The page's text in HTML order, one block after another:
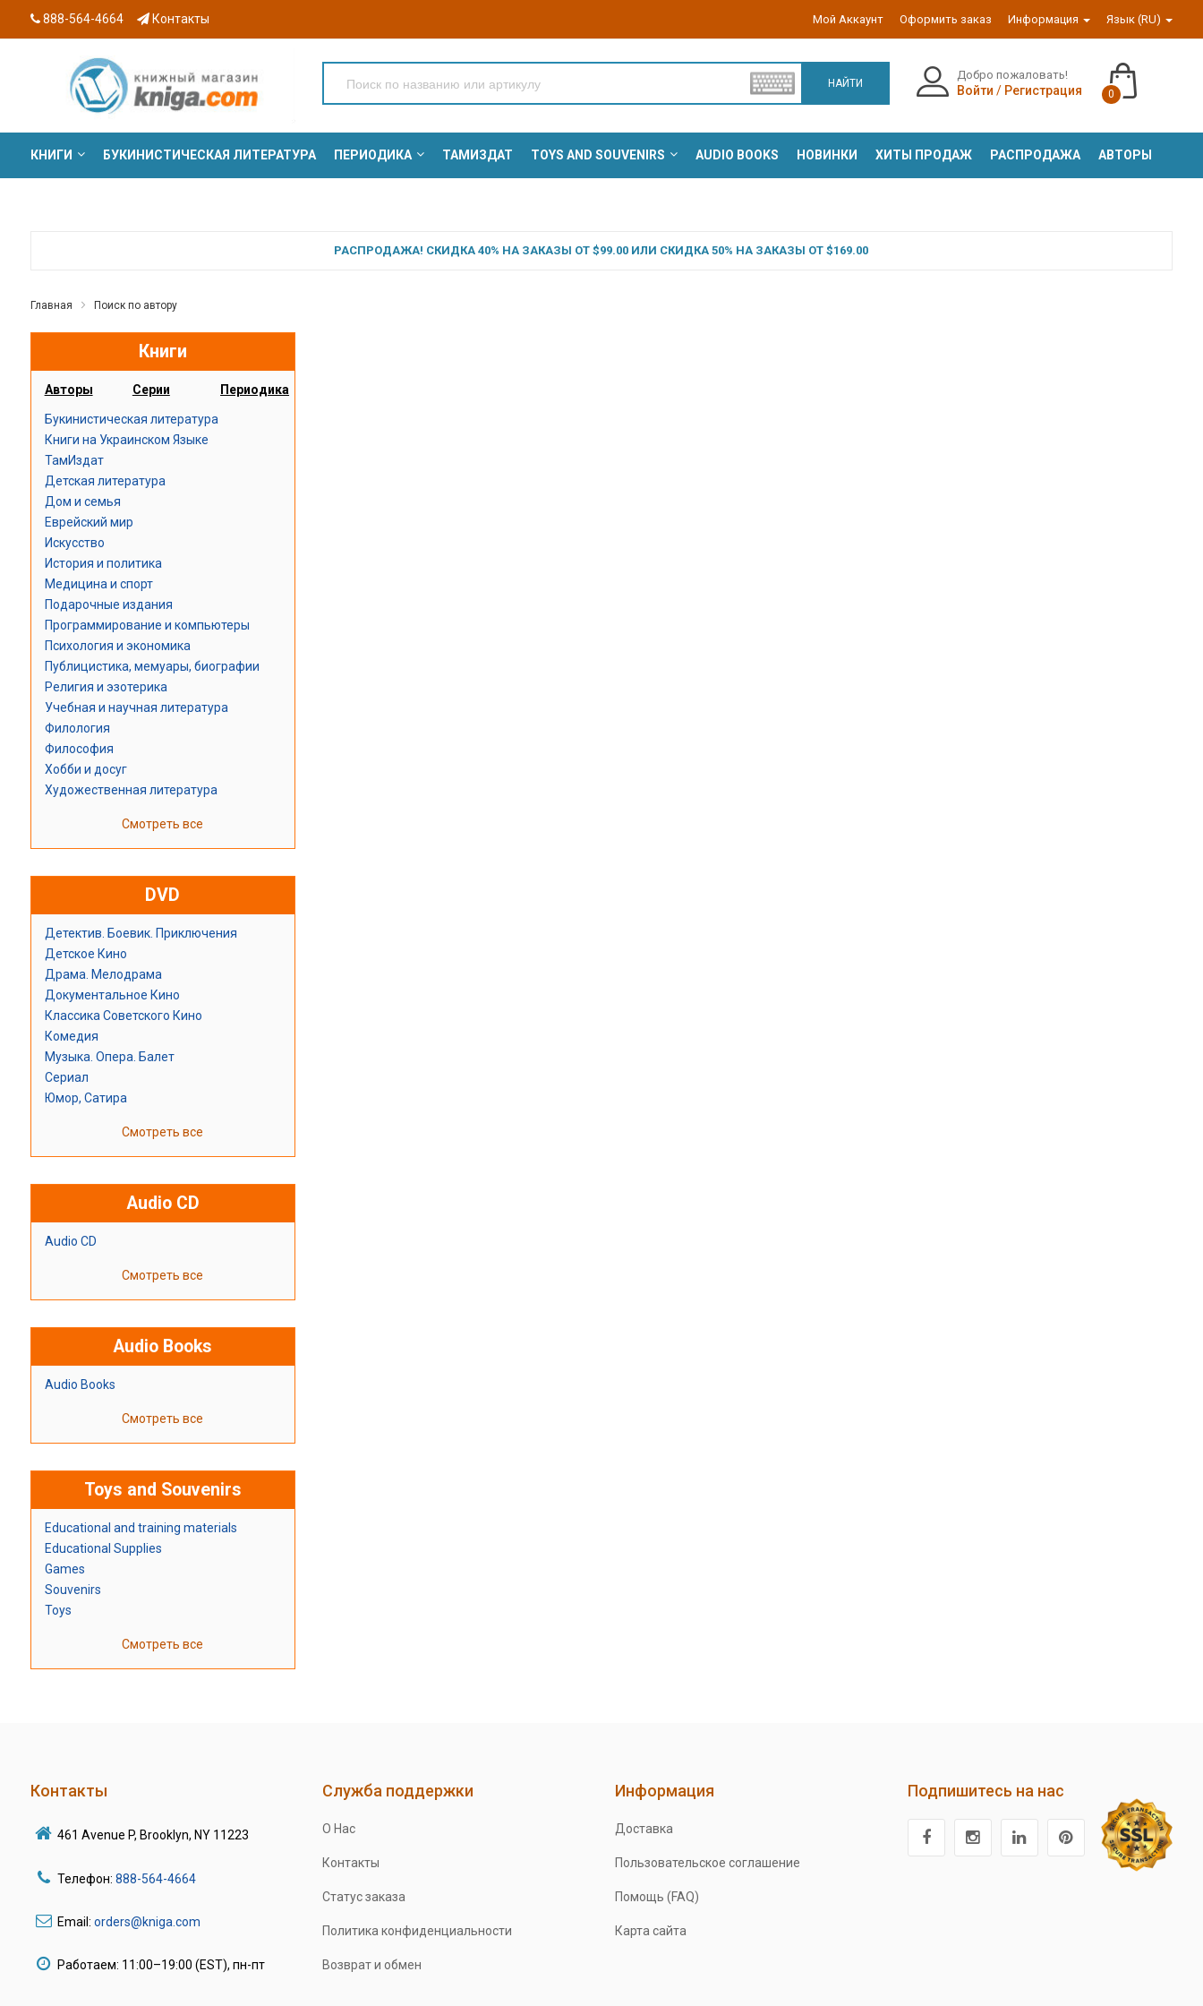
888-564-4664 Контакты Мой Аккаунт Оформить заказ Информация Язык (RU)
НАЙТИ
Добро пожаловать!
Войти / Регистрация 0
КНИГИ БУКИНИСТИЧЕСКАЯ ЛИТЕРАТУРА ПЕРИОДИКА ТАМИЗДАТ TOYS AND SOUVENIRS AUDIO BOOKS НОВИНКИ ХИТЫ ПРОДАЖ РАСПРОДАЖА АВТОРЫ
РАСПРОДАЖА! СКИДКА 40% НА ЗАКАЗЫ ОТ $99.00 ИЛИ СКИДКА 50% НА ЗАКАЗЫ ОТ $169.00
Главная Поиск по автору
Книги
Авторы Серии Периодика
Букинистическая литература
Книги на Украинском Языке
ТамИздат
Детская литература
Дом и семья
Еврейский мир
Искусство
История и политика
Медицина и спорт
Подарочные издания
Программирование и компьютеры
Психология и экономика
Публицистика, мемуары, биографии
Религия и эзотерика
Учебная и научная литература
Филология
Философия
Хобби и досуг
Художественная литература
Смотреть все
DVD
Детектив. Боевик. Приключения
Детское Кино
Драма. Мелодрама
Документальное Кино
Классика Советского Кино
Комедия
Музыка. Опера. Балет
Сериал
Юмор, Сатира
Смотреть все
Audio CD
Audio CD
Смотреть все
Audio Books
Audio Books
Смотреть все
Toys and Souvenirs
Educational and training materials
Educational Supplies
Games
Souvenirs
Toys
Смотреть все
Контакты
461 Avenue P, Brooklyn, NY 11223
Телефон: 888-564-4664
Email: orders@kniga.com
Работаем: 11:00–19:00 (EST), пн-пт
Служба поддержки
О Нас
Контакты
Статус заказа
Политика конфиденциальности
Возврат и обмен
Информация
Доставка
Пользовательское соглашение
Помощь (FAQ)
Карта сайта
Подпишитесь на нас